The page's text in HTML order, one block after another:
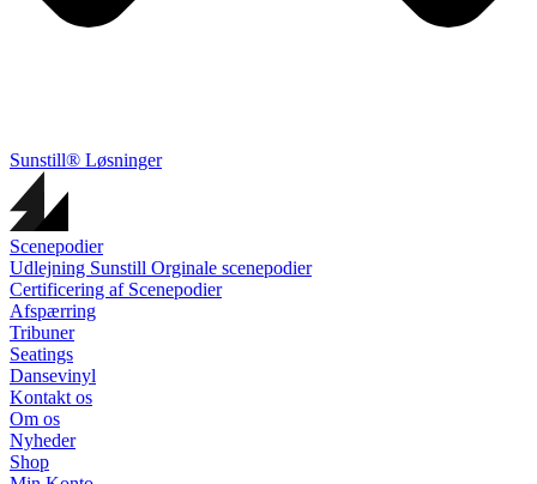
Sunstill® Løsninger
Scenepodier
Udlejning Sunstill Orginale scenepodier
Certificering af Scenepodier
Afspærring
Tribuner
Seatings
Dansevinyl
Kontakt os
Om os
Nyheder
Shop